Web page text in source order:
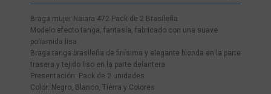
Braga mujer Naiara 472 Pack de 2 Brasileña
Modelo efecto tanga, fantasía, fabricado con una suave
poliamida lisa.
Braga tanga brasileña de finísima y elegante blonda en la parte
trasera y tejido liso en la parte delantera.
Presentación: Pack de 2 unidades
Color: Negro, Blanco, Tierra y Colores